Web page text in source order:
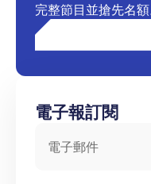
完整節目並搶先名額
電子報訂閱